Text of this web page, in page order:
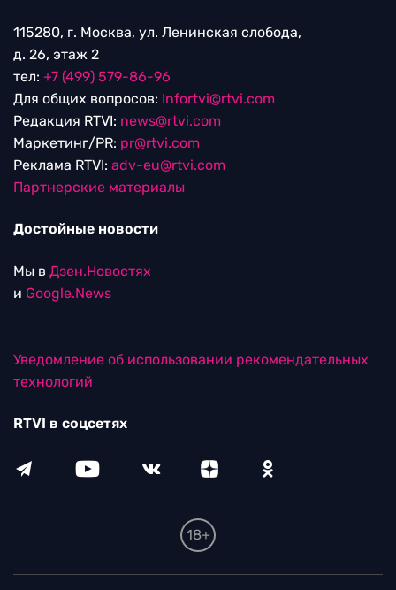
115280, г. Москва, ул. Ленинская слобода,
д. 26, этаж 2
тел: +7 (499) 579-86-96
Для общих вопросов: Infortvi@rtvi.com
Редакция RTVI: news@rtvi.com
Маркетинг/PR: pr@rtvi.com
Реклама RTVI: adv-eu@rtvi.com
Партнерские материалы
Достойные новости
Мы в Дзен.Новостях
и Google.News
Уведомление об использовании рекомендательных
технологий
RTVI в соцсетях
18+